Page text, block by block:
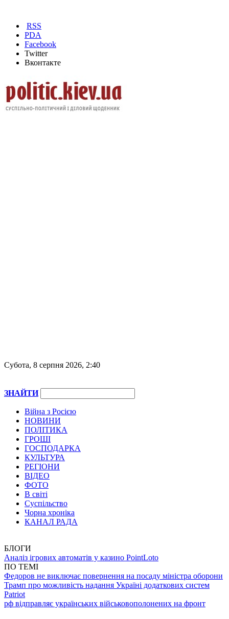
RSS
PDA
Facebook
Twitter
Вконтакте
Субота, 8 серпня 2026, 2:40
ЗНАЙТИ
Війна з Росією
НОВИНИ
ПОЛІТИКА
ГРОШІ
ГОСПОДАРКА
КУЛЬТУРА
РЕГІОНИ
ВІДЕО
ФОТО
В світі
Суспільство
Чорна хроніка
КАНАЛ РАДА
БЛОГИ
Аналіз ігрових автоматів у казино PointLoto
ПО ТЕМІ
Федоров не виключає повернення на посаду міністра оборони
Трамп про можливість надання Україні додаткових систем
Patriot
рф відправляє українських військовополонених на фронт